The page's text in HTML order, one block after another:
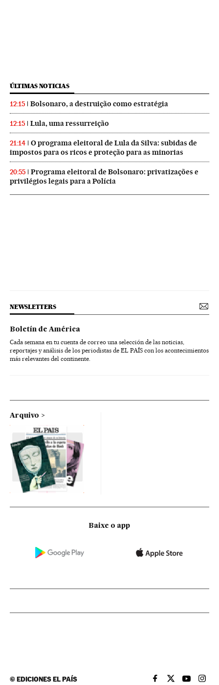
ÚLTIMAS NOTICIAS
12:15 Bolsonaro, a destruição como estratégia
12:15 Lula, uma ressurreição
21:14
O programa eleitoral de Lula da Silva: subidas de
impostos para os ricos e proteção para as minorias
20:55
Programa eleitoral de Bolsonaro: privatizações e
privilégios legais para a Polícia
NEWSLETTERS
Boletín de América
Cada semana en tu cuenta de correo una selección de las noticias,
reportajes y análisis de los periodistas de EL PAÍS con los acontecimientos
más relevantes del continente.
Arquivo
Baixe o app
©EDICIONES EL PAÍS EL PAÍS BRASIL EN
EL PAÍSEL PAÍS
EL